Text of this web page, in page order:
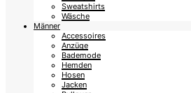
Sweatshirts
Wäsche
Männer
Accessoires
Anzüge
Bademode
Hemden
Hosen
Jacken